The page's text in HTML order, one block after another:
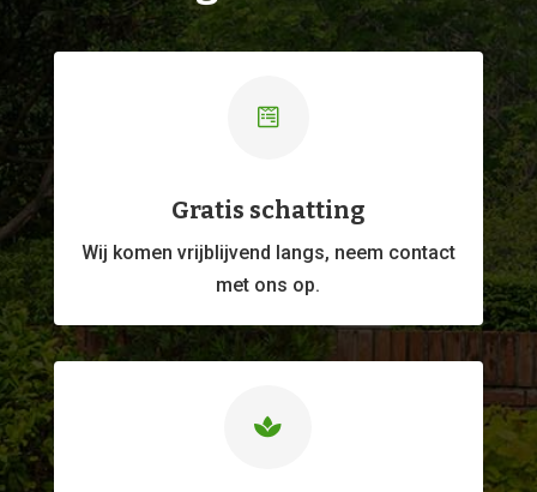

Gratis schatting
Wij komen vrijblijvend langs, neem contact
met ons op.
